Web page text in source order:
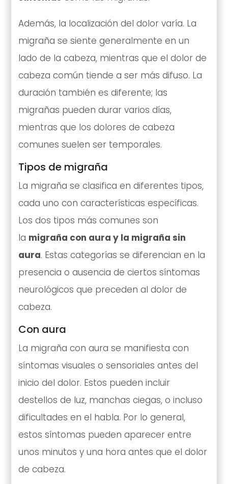
Además, la localización del dolor varía. La
migraña se siente generalmente en un
lado de la cabeza, mientras que el dolor de
cabeza común tiende a ser más difuso. La
duración también es diferente; las
migrañas pueden durar varios días,
mientras que los dolores de cabeza
comunes suelen ser temporales.
Tipos de migraña
La migraña se clasifica en diferentes tipos,
cada uno con características específicas.
Los dos tipos más comunes son
la migraña con aura y la migraña sin
aura. Estas categorías se diferencian en la
presencia o ausencia de ciertos síntomas
neurológicos que preceden al dolor de
cabeza.
Con aura
La migraña con aura se manifiesta con
síntomas visuales o sensoriales antes del
inicio del dolor. Estos pueden incluir
destellos de luz, manchas ciegas, o incluso
dificultades en el habla. Por lo general,
estos síntomas pueden aparecer entre
unos minutos y una hora antes que el dolor
de cabeza.